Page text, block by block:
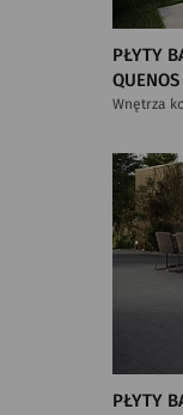
PŁYTY
Wnętrza
PŁYTY